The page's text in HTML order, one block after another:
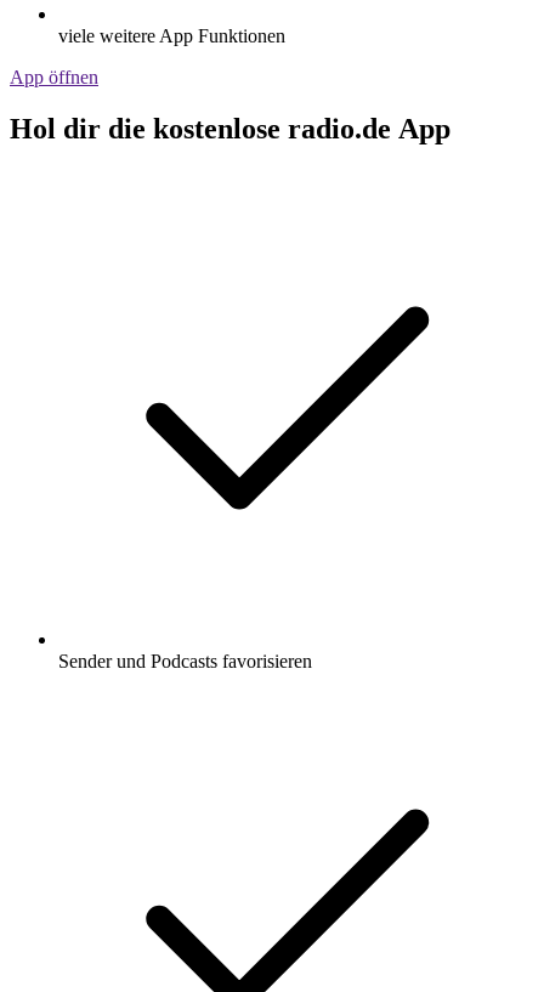
viele weitere App Funktionen
App öffnen
Hol dir die kostenlose radio.de App
Sender und Podcasts favorisieren